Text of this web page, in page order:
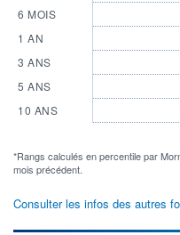
6 MOIS
1 AN
3 ANS
5 ANS
10 ANS
*Rangs calculés en percentile par
mois précédent.
Consulter les infos des autres